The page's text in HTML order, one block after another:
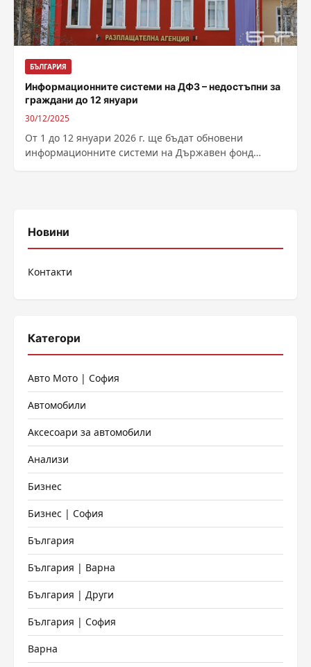
БЪЛГАРИЯ
Информационните системи на ДФЗ – недостъпни за
граждани до 12 януари
30/12/2025
От 1 до 12 януари 2026 г. ще бъдат обновени
информационните системи на Държавен фонд
Новини
Контакти
Категори
Авто Мото | София
Автомобили
Аксесоари за автомобили
Анализи
Бизнес
Бизнес | София
България
България | Варна
България | Други
България | София
Варна